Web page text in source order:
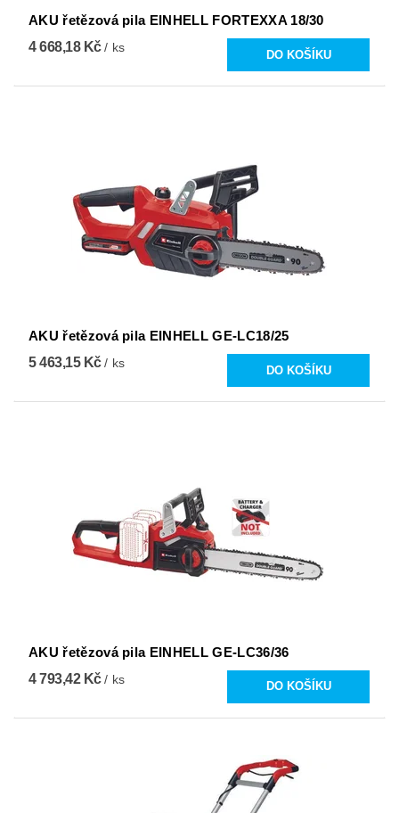
AKU řetězová pila EINHELL FORTEXXA 18/30
4 668,18 Kč/ ks
AKU řetězová pila EINHELL GE-LC18/25
5 463,15 Kč/ ks
AKU řetězová pila EINHELL GE-LC36/36
4 793,42 Kč/ ks